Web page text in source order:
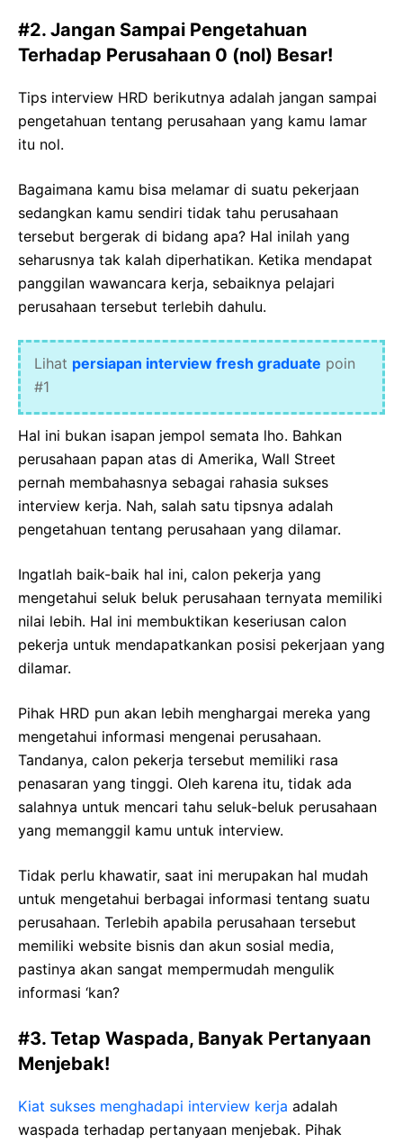
#2. Jangan Sampai Pengetahuan
Terhadap Perusahaan 0 (nol) Besar!
Tips interview HRD berikutnya adalah jangan sampai
pengetahuan tentang perusahaan yang kamu lamar
itu nol.
Bagaimana kamu bisa melamar di suatu pekerjaan
sedangkan kamu sendiri tidak tahu perusahaan
tersebut bergerak di bidang apa? Hal inilah yang
seharusnya tak kalah diperhatikan. Ketika mendapat
panggilan wawancara kerja, sebaiknya pelajari
perusahaan tersebut terlebih dahulu.
Lihat persiapan interview fresh graduate poin
#1
Hal ini bukan isapan jempol semata lho. Bahkan
perusahaan papan atas di Amerika, Wall Street
pernah membahasnya sebagai rahasia sukses
interview kerja. Nah, salah satu tipsnya adalah
pengetahuan tentang perusahaan yang dilamar.
Ingatlah baik-baik hal ini, calon pekerja yang
mengetahui seluk beluk perusahaan ternyata memiliki
nilai lebih. Hal ini membuktikan keseriusan calon
pekerja untuk mendapatkankan posisi pekerjaan yang
dilamar.
Pihak HRD pun akan lebih menghargai mereka yang
mengetahui informasi mengenai perusahaan.
Tandanya, calon pekerja tersebut memiliki rasa
penasaran yang tinggi. Oleh karena itu, tidak ada
salahnya untuk mencari tahu seluk-beluk perusahaan
yang memanggil kamu untuk interview.
Tidak perlu khawatir, saat ini merupakan hal mudah
untuk mengetahui berbagai informasi tentang suatu
perusahaan. Terlebih apabila perusahaan tersebut
memiliki website bisnis dan akun sosial media,
pastinya akan sangat mempermudah mengulik
informasi ‘kan?
#3. Tetap Waspada, Banyak Pertanyaan
Menjebak!
Kiat sukses menghadapi interview kerja adalah
waspada terhadap pertanyaan menjebak. Pihak